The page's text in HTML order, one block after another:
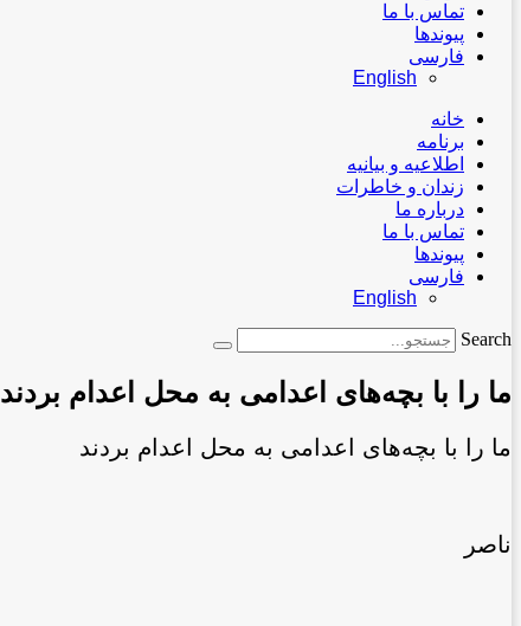
تماس با ما
پیوندها
فارسی
English
خانه
برنامه
اطلاعیه و بیانیه
زندان و خاطرات
درباره ما
تماس با ما
پیوندها
فارسی
English
Search
ما را با بچه‌های اعدامی به محل اعدام بردند
ما را با بچه‌های اعدامی به محل اعدام بردند
ناصر